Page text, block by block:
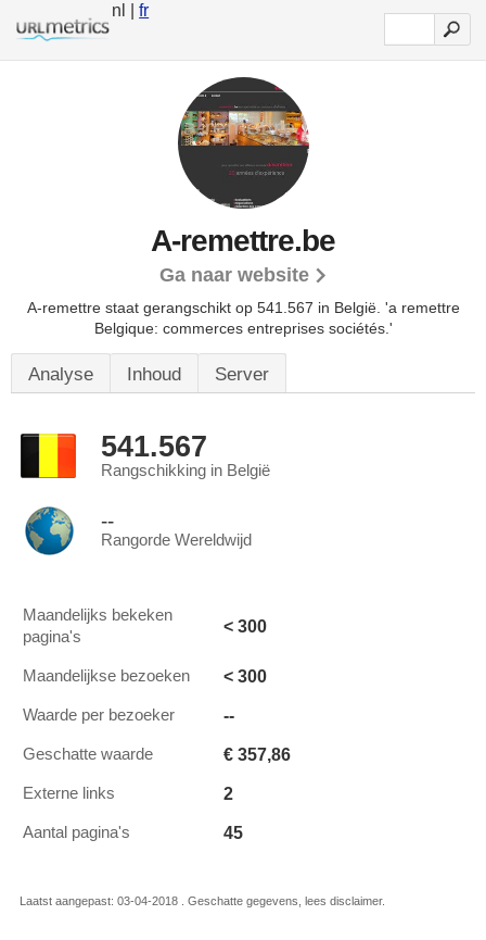
nl |fr
A-remettre.be
Ga naar website
A-remettre staat gerangschikt op 541.567 in België. 'a remettre
Belgique: commerces entreprises sociétés.'
Analyse Inhoud Server
541.567
Rangschikking in België
--
Rangorde Wereldwijd
Maandelijks bekeken
pagina's
< 300
Maandelijkse bezoeken < 300
Waarde per bezoeker --
Geschatte waarde € 357,86
Externe links 2
Aantal pagina's 45
Laatst aangepast: 03-04-2018 . Geschatte gegevens, lees disclaimer.